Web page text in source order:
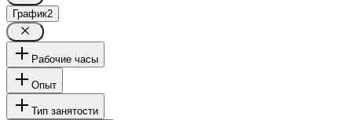
График2
Рабочие часы
Опыт
Тип занятости